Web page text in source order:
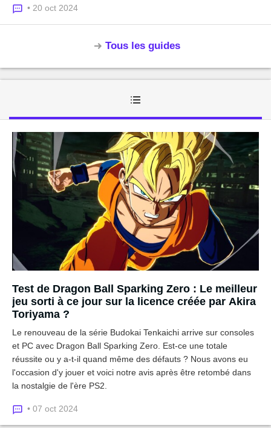
• 20 oct 2024
Tous les guides
Test de Dragon Ball Sparking Zero : Le meilleur
jeu sorti à ce jour sur la licence créée par Akira
Toriyama ?
Le renouveau de la série Budokai Tenkaichi arrive sur consoles
et PC avec Dragon Ball Sparking Zero. Est-ce une totale
réussite ou y a-t-il quand même des défauts ? Nous avons eu
l'occasion d'y jouer et voici notre avis après être retombé dans
la nostalgie de l'ère PS2.
• 07 oct 2024